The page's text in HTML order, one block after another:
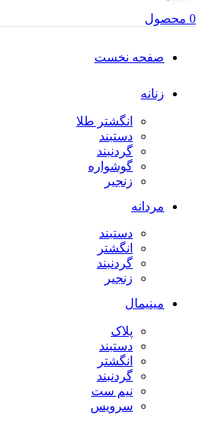
0 محصول
صفحه نخست
زنانه
انگشتر طلا
دستبند
گردنبند
گوشواره
زنجیر
مردانه
دستبند
انگشتر
گردنبند
زنجیر
مینیمال
پلاک
دستبند
انگشتر
گردنبند
نیم ست
سرویس